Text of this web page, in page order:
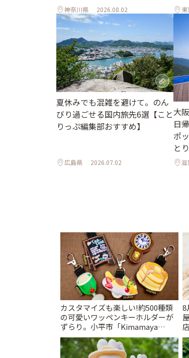
神奈川県 2026.08.02
夏休みでも混雑を避けて。のん
びり過ごせる国内旅先6選【こと
りっぷ編集部おすすめ】
広島県 2026.07.02
大
日
ポ
と
滋
カスタマイズも楽しい!約500種類
の可愛いワッペンキーホルダーが
ずらり。小平市「Kimamaya
T&K」 | ことりっぷ
8